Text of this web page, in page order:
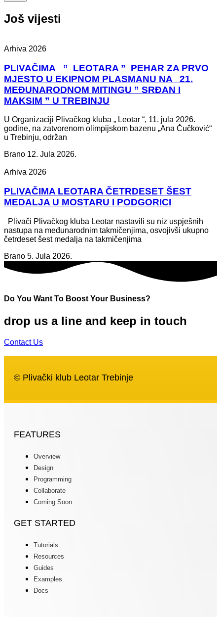
Još vijesti
Arhiva 2026
PLIVAČIMA ” LEOTARA ” PEHAR ZA PRVO
MJESTO U EKIPNOM PLASMANU NA 21.
MEĐUNARODNOM MITINGU ” SRĐAN I
MAKSIM ” U TREBINJU
U Organizaciji Plivačkog kluba „ Leotar “, 11. jula 2026.
godine, na zatvorenom olimpijskom bazenu „Ana Čučković“
u Trebinju, održan
Brano 12. Jula 2026.
Arhiva 2026
PLIVAČIMA LEOTARA ČETRDESET ŠEST
MEDALJA U MOSTARU I PODGORICI
Plivači Plivačkog kluba Leotar nastavili su niz uspješnih
nastupa na međunarodnim takmičenjima, osvojivši ukupno
četrdeset šest medalja na takmičenjima
Brano 5. Jula 2026.
Do You Want To Boost Your Business?
drop us a line and keep in touch
Contact Us
© Plivački klub Leotar Trebinje
FEATURES
Overview
Design
Programming
Collaborate
Coming Soon
GET STARTED
Tutorials
Resources
Guides
Examples
Docs